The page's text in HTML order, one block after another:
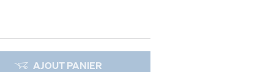
AJOUT PANIER